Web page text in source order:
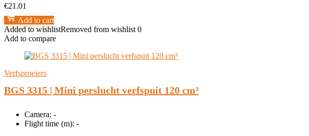
€21.01
Add to cart
Added to wishlistRemoved from wishlist 0
Add to compare
Verfsproeiers
BGS 3315 | Mini perslucht verfspuit 120 cm³
Camera: -
Flight time (m): -